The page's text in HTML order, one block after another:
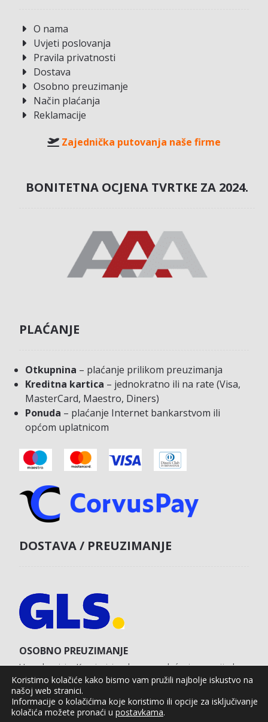
O nama
Uvjeti poslovanja
Pravila privatnosti
Dostava
Osobno preuzimanje
Način plaćanja
Reklamacije
Zajednička putovanja naše firme
BONITETNA OCJENA TVRTKE ZA 2024.
PLAĆANJE
Otkupnina – plaćanje prilikom preuzimanja
Kreditna kartica – jednokratno ili na rate (Visa,
MasterCard, Maestro, Diners)
Ponuda – plaćanje Internet bankarstvom ili
općom uplatnicom
DOSTAVA / PREUZIMANJE
OSOBNO PREUZIMANJE
U poslovnici u Koprivnici s obvezom plaćanja unaprijed
karticom na web shopu.
Agro Moto Shop © 2025. Izrada web shopa:
Koristimo kolačiće kako bismo vam pružili najbolje iskustvo na
našoj web stranici.
Informacije o kolačićima koje koristimo ili opcije za isključivanje
kolačića možete pronaći u postavkama.